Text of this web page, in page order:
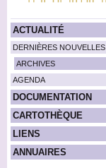
ACTUALITÉ
DERNIÈRES NOUVELLES
ARCHIVES
AGENDA
DOCUMENTATION
CARTOTHÈQUE
LIENS
ANNUAIRES